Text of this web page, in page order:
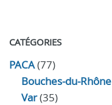
CATÉGORIES
PACA(77)
Bouches-du-Rhône
Var(35)